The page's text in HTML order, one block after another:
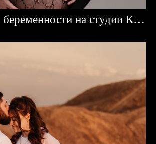
Фотосессия беременности на студии Караганда